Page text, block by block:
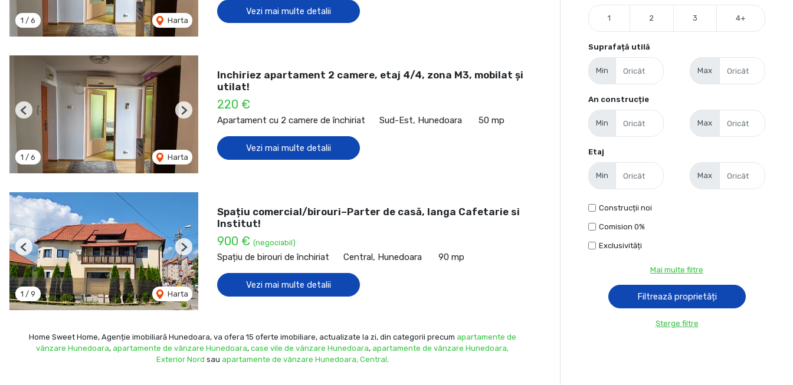
1 / 6 Harta
Vezi mai multe detalii
1 / 6 Harta
Previous Next
Inchiriez apartament 2 camere, etaj 4/4, zona M3, mobilat și
utilat!
220 €
Apartament cu 2 camere de închiriat Sud-Est, Hunedoara 50 mp
Vezi mai multe detalii
1 / 9 Harta
Previous Next
Spațiu comercial/birouri–Parter de casă, langa Cafetarie si
Institut!
900 € (negociabil)
Spațiu de birouri de închiriat Central, Hunedoara 90 mp
Vezi mai multe detalii
Home Sweet Home, Agenție imobiliară Hunedoara, va ofera 15 oferte imobiliare, actualizate la zi, din categorii precum apartamente de
vânzare Hunedoara, apartamente de vânzare Hunedoara, case vile de vânzare Hunedoara, apartamente de vânzare Hunedoara,
Exterior Nord sau apartamente de vânzare Hunedoara, Central.
1 2 3 4+
Suprafață utilă
Min Max
An construcție
Min Max
Etaj
Min Max
Construcții noi
Comision 0%
Exclusivități
Mai multe filtre
Șterge filtre